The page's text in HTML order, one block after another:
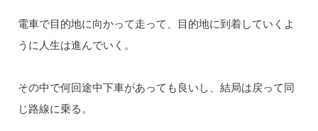
電車で目的地に向かって走って、目的地に到着していくよ
うに人生は進んでいく。
その中で何回途中下車があっても良いし、結局は戻って同
じ路線に乗る。